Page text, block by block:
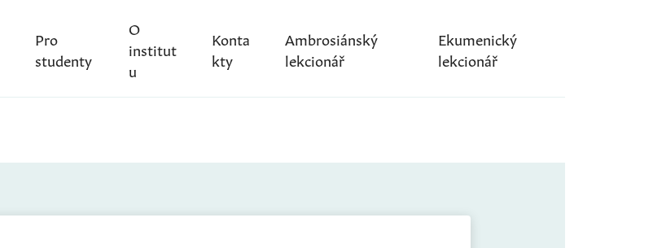
Pro
studenty
O
institut
u
Konta
kty
Ambrosiánský
lekcionář
Ekumenický
lekcionář